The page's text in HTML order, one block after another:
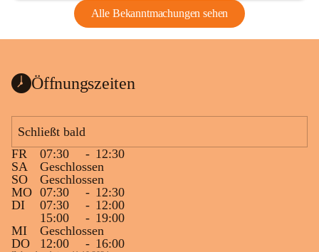
Alle Bekanntmachungen sehen
Öffnungszeiten
Schließt bald
FR
07:30 - 12:30
SA
Geschlossen
SO
Geschlossen
MO 07:30 - 12:30
DI
07:30 - 12:00
15:00
- 19:00
MI
Geschlossen
DO
12:00 - 16:00